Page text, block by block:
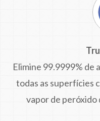
Elimine 99.9999% de
todas as superfícies
vapor de peróxido